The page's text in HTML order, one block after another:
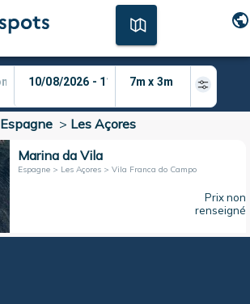
Espagne > Les Açores
Marina da Vila
Espagne > Les Açores > Vila Franca do Campo
Prix non
renseigné